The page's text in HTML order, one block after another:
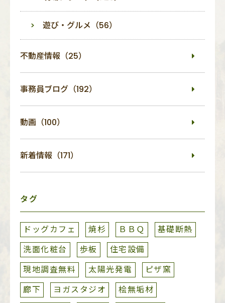
遊び・グルメ（56）
不動産情報（25）
事務員ブログ（192）
動画（100）
新着情報（171）
タグ
ドッグカフェ 焼杉 ＢＢＱ
基礎断熱
洗面化粧台
歩板
住宅設備
現地調査無料
太陽光発電
ピザ窯
廊下
ヨガスタジオ
桧無垢材